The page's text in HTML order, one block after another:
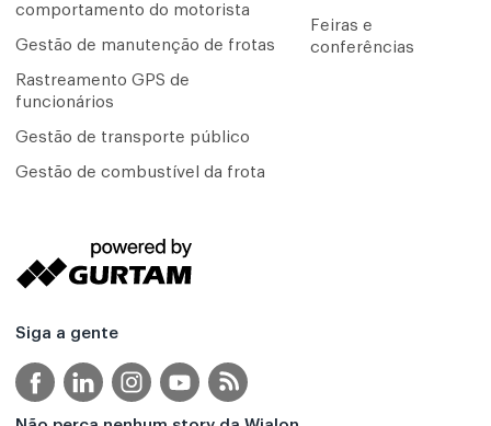
comportamento do motorista
Gestão de manutenção de frotas
Rastreamento GPS de
funcionários
Gestão de transporte público
Gestão de combustível da frota
Feiras e
conferências
Siga a gente